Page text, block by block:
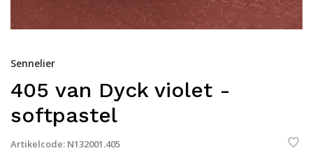
Sennelier
405 van Dyck violet -
softpastel
Artikelcode: N132001.405